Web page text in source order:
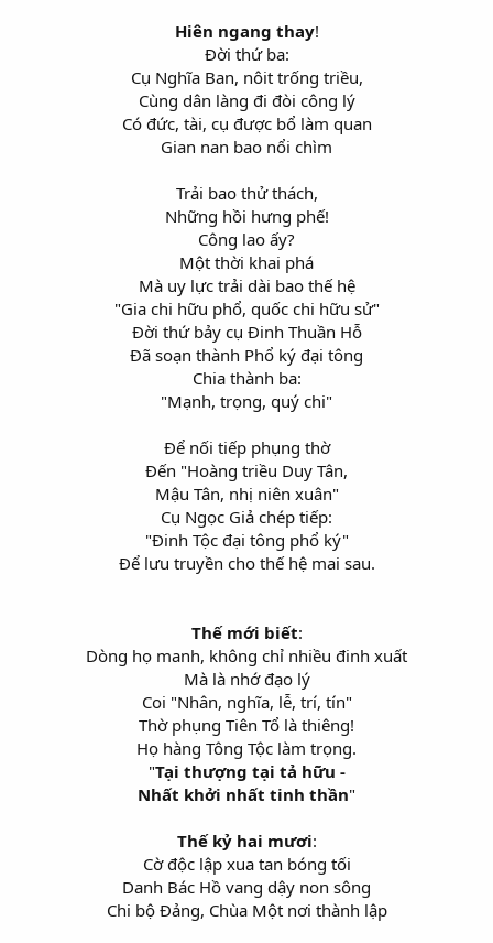
Hiên ngang thay!
Đời thứ ba:
Cụ Nghĩa Ban, nôit trống triều,
Cùng dân làng đi đòi công lý
Có đức, tài, cụ được bổ làm quan
Gian nan bao nổi chìm
Trải bao thử thách,
Những hồi hưng phế!
Công lao ấy?
Một thời khai phá
Mà uy lực trải dài bao thế hệ
"Gia chi hữu phổ, quốc chi hữu sử"
Đời thứ bảy cụ Đinh Thuần Hỗ
Đã soạn thành Phổ ký đại tông
Chia thành ba:
"Mạnh, trọng, quý chi"
Để nối tiếp phụng thờ
Đến "Hoàng triều Duy Tân,
Mậu Tân, nhị niên xuân"
Cụ Ngọc Giả chép tiếp:
"Đinh Tộc đại tông phổ ký"
Để lưu truyền cho thế hệ mai sau.
Thế mới biết:
Dòng họ manh, không chỉ nhiều đinh xuất
Mà là nhớ đạo lý
Coi "Nhân, nghĩa, lễ, trí, tín"
Thờ phụng Tiên Tổ là thiêng!
Họ hàng Tông Tộc làm trọng.
"Tại thượng tại tả hữu -
Nhất khởi nhất tinh thần"
Thế kỷ hai mươi:
Cờ độc lập xua tan bóng tối
Danh Bác Hồ vang dậy non sông
Chi bộ Đảng, Chùa Một nơi thành lập